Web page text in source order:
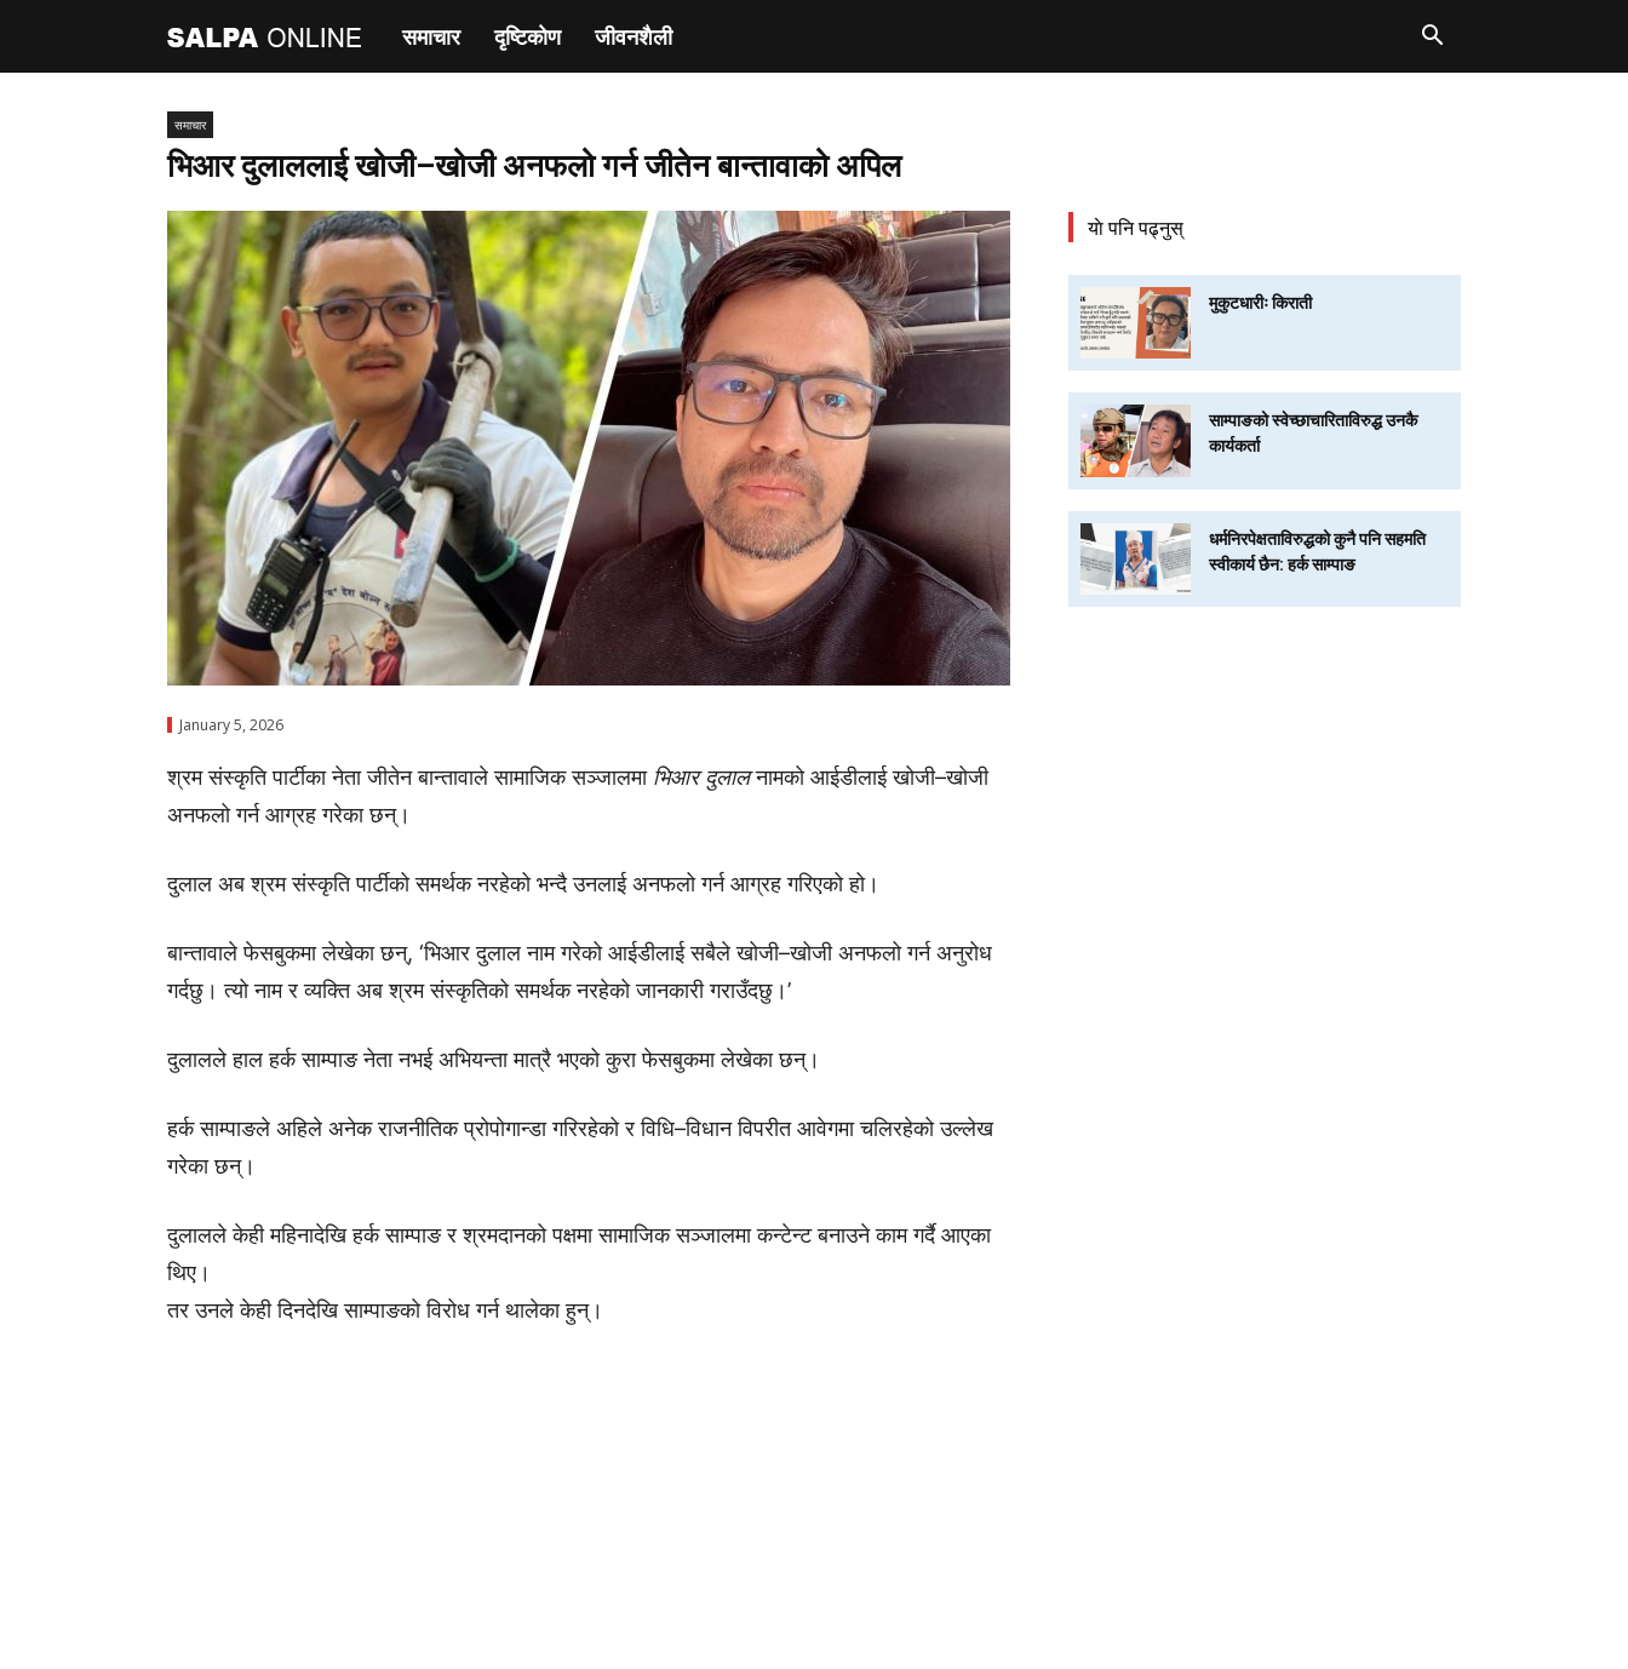
साल्पा
समाचार दृष्टिकाेण जीवनशैली
समाचार
भिआर दुलाललाई खोजी–खोजी अनफलो गर्न जीतेन बान्तावाको अपिल
January 5, 2026
श्रम संस्कृति पार्टीका नेता जीतेन बान्तावाले सामाजिक सञ्जालमा भिआर दुलालनामको आईडीलाई खोजी–खोजी
अनफलो गर्न आग्रह गरेका छन्।
दुलाल अब श्रम संस्कृति पार्टीको समर्थक नरहेको भन्दै उनलाई अनफलो गर्न आग्रह गरिएको हो।
बान्तावाले फेसबुकमा लेखेका छन्, ‘भिआर दुलाल नाम गरेको आईडीलाई सबैले खोजी–खोजी अनफलो गर्न अनुरोध
गर्दछु। त्यो नाम र व्यक्ति अब श्रम संस्कृतिको समर्थक नरहेको जानकारी गराउँदछु।’
दुलालले हाल हर्क साम्पाङ नेता नभई अभियन्ता मात्रै भएको कुरा फेसबुकमा लेखेका छन्।
हर्क साम्पाङले अहिले अनेक राजनीतिक प्रोपोगान्डा गरिरहेको र विधि–विधान विपरीत आवेगमा चलिरहेको उल्लेख
गरेका छन्।
दुलालले केही महिनादेखि हर्क साम्पाङ र श्रमदानको पक्षमा सामाजिक सञ्जालमा कन्टेन्ट बनाउने काम गर्दै आएका
थिए।
तर उनले केही दिनदेखि साम्पाङको विरोध गर्न थालेका हुन्।
याे पनि पढ्नुस्
मुकुटधारीः किराती
साम्पाङको स्वेच्छाचारिताविरुद्ध उनकै
कार्यकर्ता
धर्मनिरपेक्षताविरुद्धको कुनै पनि सहमति
स्वीकार्य छैन: हर्क साम्पाङ